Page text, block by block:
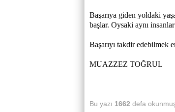
Başarıya giden yoldaki
başlar. Oysaki aynı
Başarıyı takdir edebilmek
MUAZZEZ TOĞRUL
Bu yazı 1662 defa